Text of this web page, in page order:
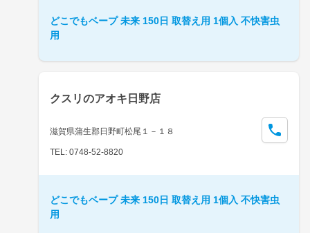
どこでもベープ 未来 150日 取替え用 1個入 不快害虫
用
クスリのアオキ日野店
滋賀県蒲生郡日野町松尾１－１８
TEL: 0748-52-8820
どこでもベープ 未来 150日 取替え用 1個入 不快害虫
用